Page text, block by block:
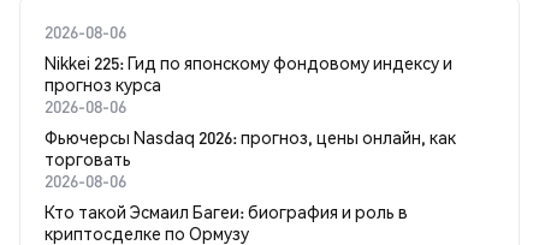
2026-08-06
Nikkei 225: Гид по японскому фондовому индексу и
прогноз курса
2026-08-06
Фьючерсы Nasdaq 2026: прогноз, цены онлайн, как
торговать
2026-08-06
Кто такой Эсмаил Багеи: биография и роль в
криптосделке по Ормузу